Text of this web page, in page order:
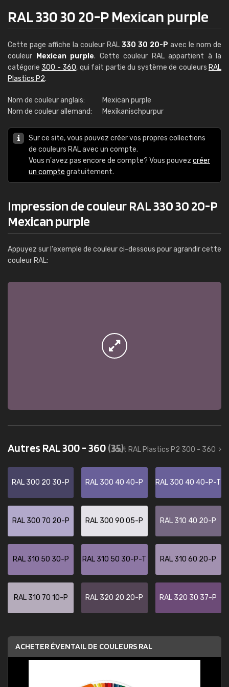
RAL 330 30 20-P Mexican purple
Cette page affiche la couleur RAL 330 30 20-P avec le nom de
couleur
Mexican purple. Cette couleur RAL appartient à la
catégorie 300 - 360, qui fait partie du système de couleurs RAL
Plastics P2.
Nom de couleur anglais:
Mexican purple
Nom de couleur allemand:
Mexikanischpurpur
Sur ce site, vous pouvez créer vos propres collections
de couleurs RAL avec un compte.
Vous n'avez pas encore de compte? Vous pouvez créer
un compte gratuitement.
Impression de couleur RAL 330 30 20-P
Mexican purple
Appuyez sur l'exemple de couleur ci-dessous pour agrandir cette
couleur RAL:
Autres RAL 300 - 360(35)
tout RAL Plastics P2 300 - 360
RAL 300 20 30-P RAL 300 40 40-P RAL 300 40 40-P-T
RAL 300 70 20-P RAL 300 90 05-P RAL 310 40 20-P
RAL 310 50 30-P RAL 310 50 30-P-T RAL 310 60 20-P
RAL 310 70 10-P RAL 320 20 20-P RAL 320 30 37-P
ACHETER ÉVENTAIL DE COULEURS RAL